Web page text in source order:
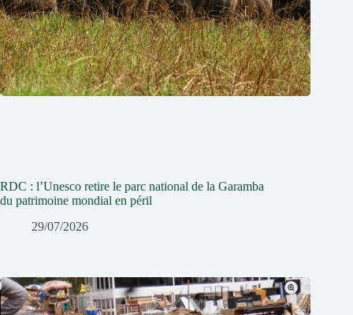
RDC : l’Unesco retire le parc national de la Garamba
du patrimoine mondial en péril
29/07/2026